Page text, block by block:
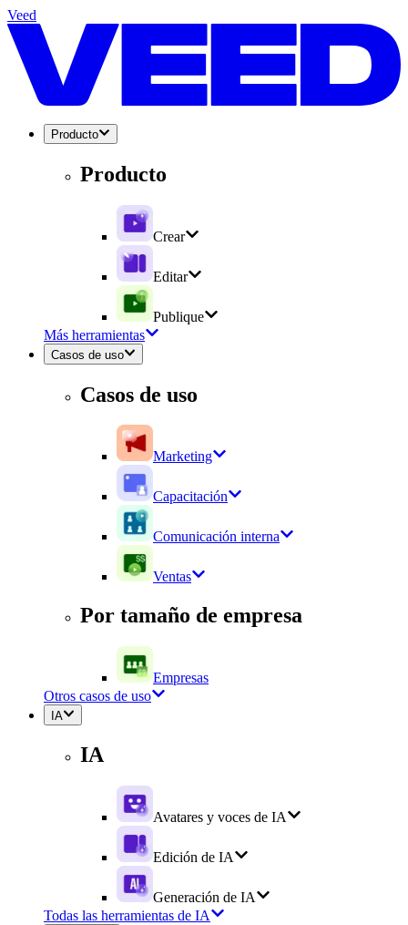
Veed
Producto
Producto
Crear
Editar
Publique
Más herramientas
Casos de uso
Casos de uso
Marketing
Capacitación
Comunicación interna
Ventas
Por tamaño de empresa
Empresas
Otros casos de uso
IA
IA
Avatares y voces de IA
Edición de IA
Generación de IA
Todas las herramientas de IA